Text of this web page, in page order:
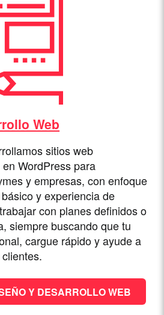
Web
sitios web
WordPress para
y empresas, con enfoque
y experiencia de
con planes definidos o
siempre buscando que tu
cargue rápido y ayude a
Y DESARROLLO WEB